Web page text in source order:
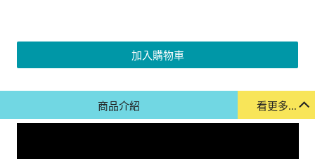
加入購物車
看更多...
商品介紹